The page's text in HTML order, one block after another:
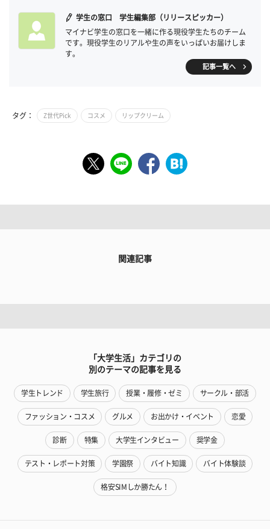
学生の窓口 学生編集部（リリースピッカー）
マイナビ学生の窓口を一緒に作る現役学生たちのチーム
です。現役学生のリアルや生の声をいっぱいお届けしま
す。
記事一覧へ
タグ： Z世代Pick コスメ リップクリーム
関連記事
「大学生活」カテゴリの
別のテーマの記事を見る
学生トレンド 学生旅行 授業・履修・ゼミ サークル・部活
ファッション・コスメ グルメ お出かけ・イベント 恋愛
診断 特集 大学生インタビュー 奨学金
テスト・レポート対策 学園祭 バイト知識 バイト体験談
格安SIMしか勝たん！